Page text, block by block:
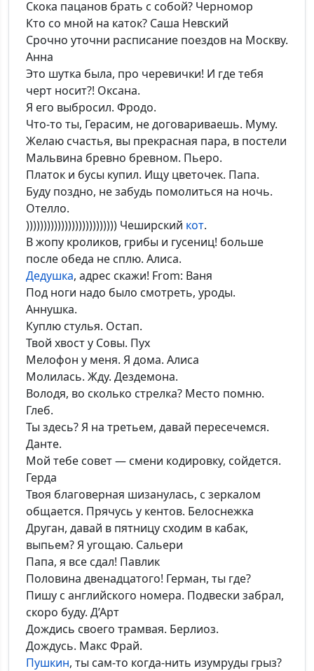
Скока пацанов брать с собой? Черномор
Кто со мной на каток? Саша Невский
Срочно уточни расписание поездов на Москву.
Анна
Это шутка была, про черевички! И где тебя
черт носит?! Оксана.
Я его выбросил. Фродо.
Что-то ты, Герасим, не договариваешь. Муму.
Желаю счастья, вы прекрасная пара, в постели
Мальвина бревно бревном. Пьеро.
Платок и бусы купил. Ищу цветочек. Папа.
Буду поздно, не забудь помолиться на ночь.
Отелло.
)))))))))))))))))))))))))) Чеширский кот.
В жопу кроликов, грибы и гусениц! больше
после обеда не сплю. Алиса.
Дедушка, адрес скажи! From: Ваня
Под ноги надо было смотреть, уроды.
Аннушка.
Куплю стулья. Остап.
Твой хвост у Совы. Пух
Мелофон у меня. Я дома. Алиса
Молилась. Жду. Дездемона.
Володя, во сколько стрелка? Место помню.
Глеб.
Ты здесь? Я на третьем, давай пересечемся.
Данте.
Мой тебе совет — смени кодировку, сойдется.
Герда
Твоя благоверная шизанулась, с зеркалом
общается. Прячусь у кентов. Белоснежка
Друган, давай в пятницу сходим в кабак,
выпьем? Я угощаю. Сальери
Папа, я все сдал! Павлик
Половина двенадцатого! Герман, ты где?
Пишу с английского номера. Подвески забрал,
скоро буду. Д’Арт
Дождись своего трамвая. Берлиоз.
Дождусь. Макс Фрай.
Пушкин, ты сам-то когда-нить изумруды грыз?